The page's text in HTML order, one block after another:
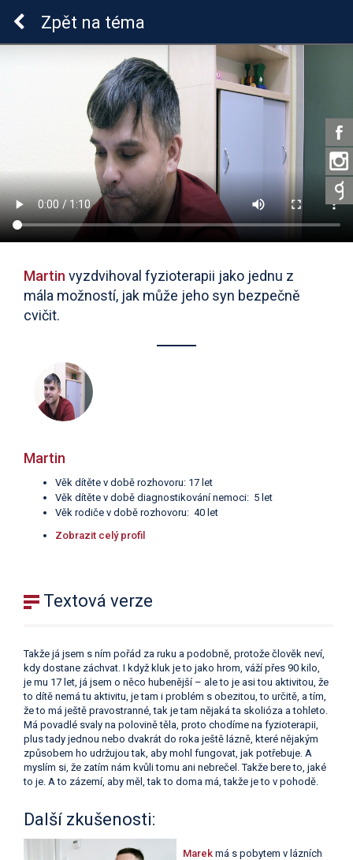
Epilepsie u dětí
Zpět na téma
Martin vyzdvihoval fyzioterapii jako jednu z
mála možností, jak může jeho syn bezpečně
cvičit.
Martin
Věk dítěte v době rozhovoru: 17 let
Věk dítěte v době diagnostikování nemoci: 5 let
Věk rodiče v době rozhovoru: 40 let
Zobrazit celý profil
Textová verze
Takže já jsem s ním pořád za ruku a podobně, protože člověk neví,
kdy dostane záchvat. I když kluk je to jako hrom, váží přes 90 kilo,
je mu 17 let, já jsem o něco hubenější – ale to je asi tou aktivitou, že
to dítě nemá tu aktivitu, je tam i problém s obezitou, to určitě, a tím,
že to má ještě pravostranné, tak je tam nějaká ta skolióza a tohleto.
Má povadlé svaly na polovině těla, proto chodíme na fyzioterapii,
plus tady jednou nebo dvakrát do roka ještě lázně, které nějakým
způsobem ho udržujou tak, aby mohl fungovat, jak potřebuje. A
myslím si, že zatím nám kvůli tomu ani nebrečel. Takže bere to, jaké
to je. A to zázemí, aby měl, tak to doma má, takže je to v pohodě.
Další zkušenosti:
Marek má s pobytem v lázních